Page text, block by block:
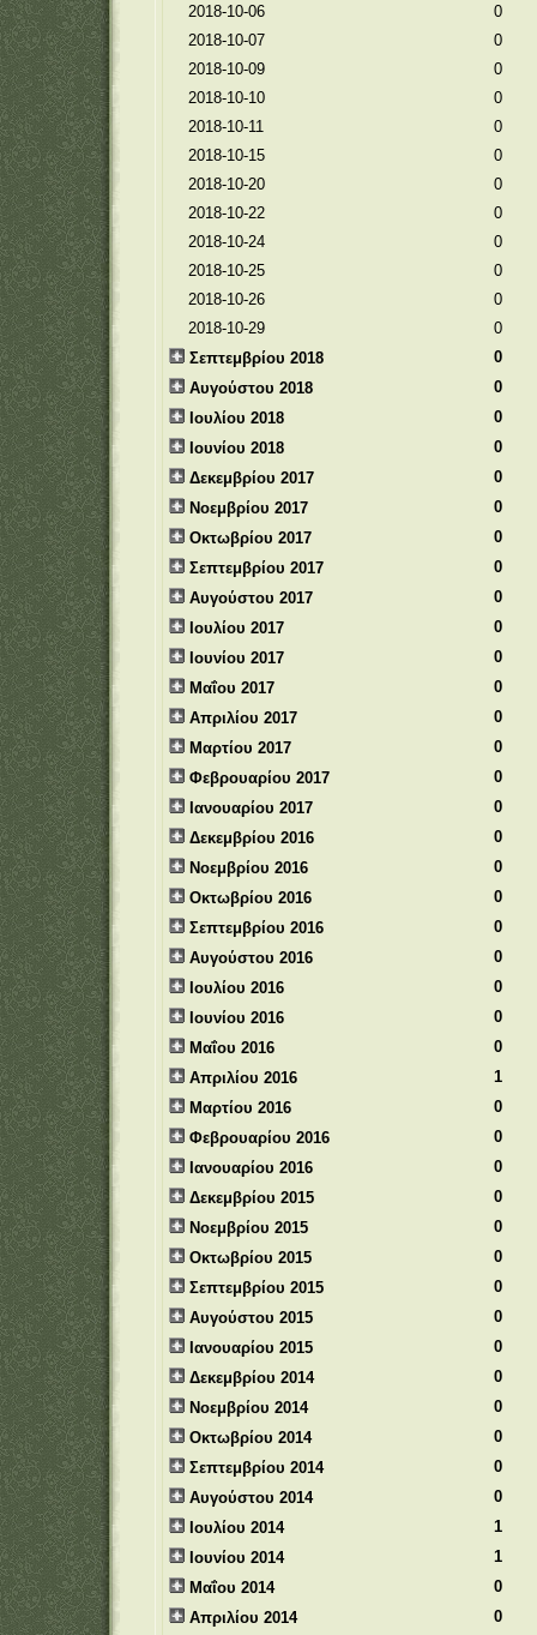
2018-10-06
0
2018-10-07
0
2018-10-09
0
2018-10-10
0
2018-10-11
0
2018-10-15
0
2018-10-20
0
2018-10-22
0
2018-10-24
0
2018-10-25
0
2018-10-26
0
2018-10-29
0
Σεπτεμβρίου 2018
0
Αυγούστου 2018
0
Ιουλίου 2018
0
Ιουνίου 2018
0
Δεκεμβρίου 2017
0
Νοεμβρίου 2017
0
Οκτωβρίου 2017
0
Σεπτεμβρίου 2017
0
Αυγούστου 2017
0
Ιουλίου 2017
0
Ιουνίου 2017
0
Μαΐου 2017
0
Απριλίου 2017
0
Μαρτίου 2017
0
Φεβρουαρίου 2017
0
Ιανουαρίου 2017
0
Δεκεμβρίου 2016
0
Νοεμβρίου 2016
0
Οκτωβρίου 2016
0
Σεπτεμβρίου 2016
0
Αυγούστου 2016
0
Ιουλίου 2016
0
Ιουνίου 2016
0
Μαΐου 2016
0
Απριλίου 2016
1
Μαρτίου 2016
0
Φεβρουαρίου 2016
0
Ιανουαρίου 2016
0
Δεκεμβρίου 2015
0
Νοεμβρίου 2015
0
Οκτωβρίου 2015
0
Σεπτεμβρίου 2015
0
Αυγούστου 2015
0
Ιανουαρίου 2015
0
Δεκεμβρίου 2014
0
Νοεμβρίου 2014
0
Οκτωβρίου 2014
0
Σεπτεμβρίου 2014
0
Αυγούστου 2014
0
Ιουλίου 2014
1
Ιουνίου 2014
1
Μαΐου 2014
0
Απριλίου 2014
0